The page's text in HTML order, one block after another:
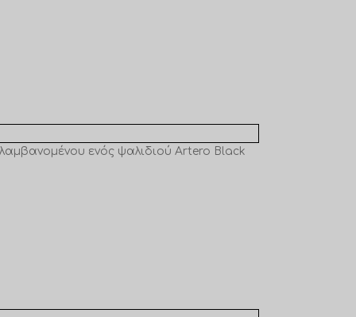
ενός ψαλιδιού Artero Black